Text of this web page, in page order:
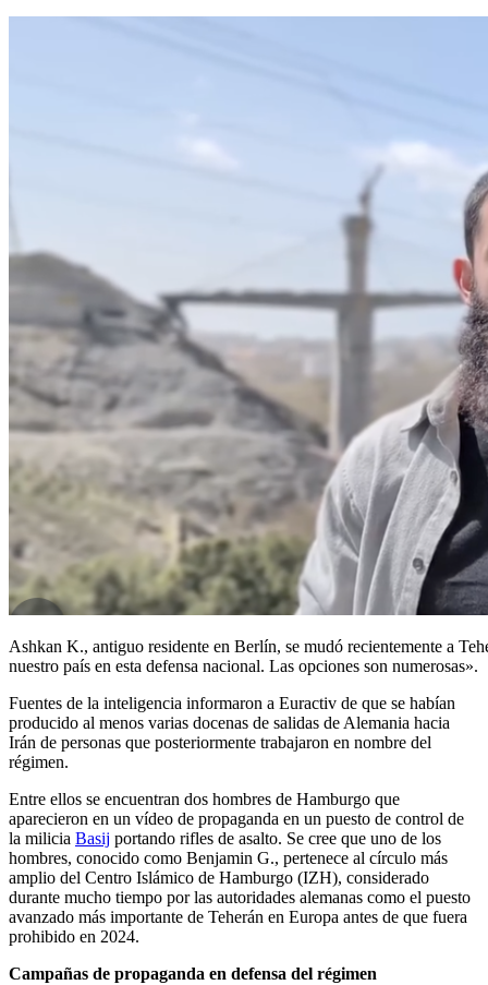
Ashkan K., antiguo residente en Berlín, se mudó recientemente a
nuestro país en esta defensa nacional. Las opciones son numerosas».
Fuentes de la inteligencia informaron a Euractiv de que se habían
producido al menos varias docenas de salidas de Alemania hacia
Irán de personas que posteriormente trabajaron en nombre del
régimen.
Entre ellos se encuentran dos hombres de Hamburgo que
aparecieron en un vídeo de propaganda en un puesto de control de
la milicia Basij portando rifles de asalto. Se cree que uno de los
hombres, conocido como Benjamin G., pertenece al círculo más
amplio del Centro Islámico de Hamburgo (IZH), considerado
durante mucho tiempo por las autoridades alemanas como el puesto
avanzado más importante de Teherán en Europa antes de que fuera
prohibido en 2024.
Campañas de propaganda en defensa del régimen